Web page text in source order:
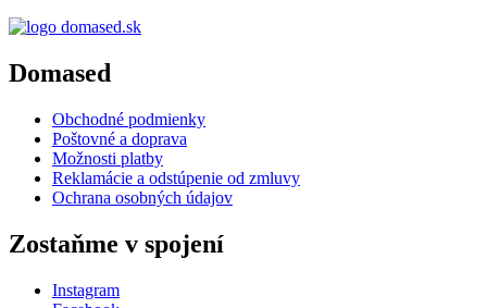
Domased
Obchodné podmienky
Poštovné a doprava
Možnosti platby
Reklamácie a odstúpenie od zmluvy
Ochrana osobných údajov
Zostaňme v spojení
Instagram